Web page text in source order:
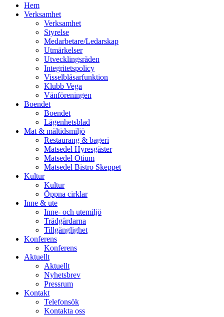
vidare
Hem
Verksamhet
Verksamhet
Styrelse
Medarbetare/Ledarskap
Utmärkelser
Utvecklingsråden
Integritetspolicy
Visselblåsarfunktion
Klubb Vega
Vänföreningen
Boendet
Boendet
Lägenhetsblad
Mat & måltidsmiljö
Restaurang & bageri
Matsedel Hyresgäster
Matsedel Otium
Matsedel Bistro Skeppet
Kultur
Kultur
Öppna cirklar
Inne & ute
Inne- och utemiljö
Trädgårdarna
Tillgänglighet
Konferens
Konferens
Aktuellt
Aktuellt
Nyhetsbrev
Pressrum
Kontakt
Telefonsök
Kontakta oss